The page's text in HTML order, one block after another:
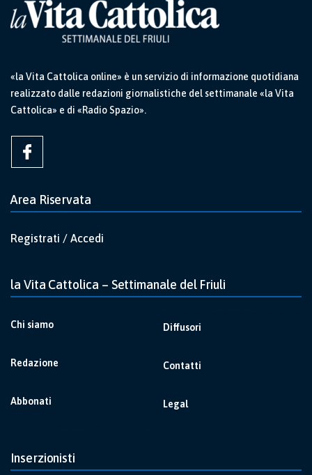
«la Vita Cattolica online» è un servizio di informazione quotidiana
realizzato dalle redazioni giornalistiche del settimanale «la Vita
Cattolica» e di «Radio Spazio».
Area Riservata
Registrati / Accedi
la Vita Cattolica – Settimanale del Friuli
Chi siamo
Redazione
Abbonati
Diffusori
Contatti
Legal
Inserzionisti